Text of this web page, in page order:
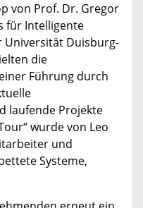
von Prof. Dr. Gregor
für Intelligente
Universität Duisburg-
die
Führung durch
laufende Projekte
wurde von Leo
und
Systeme,